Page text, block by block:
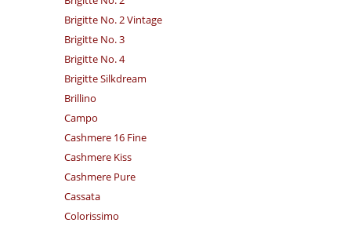
Brigitte No. 2 Vintage
Brigitte No. 3
Brigitte No. 4
Brigitte Silkdream
Brillino
Campo
Cashmere 16 Fine
Cashmere Kiss
Cashmere Pure
Cassata
Colorissimo